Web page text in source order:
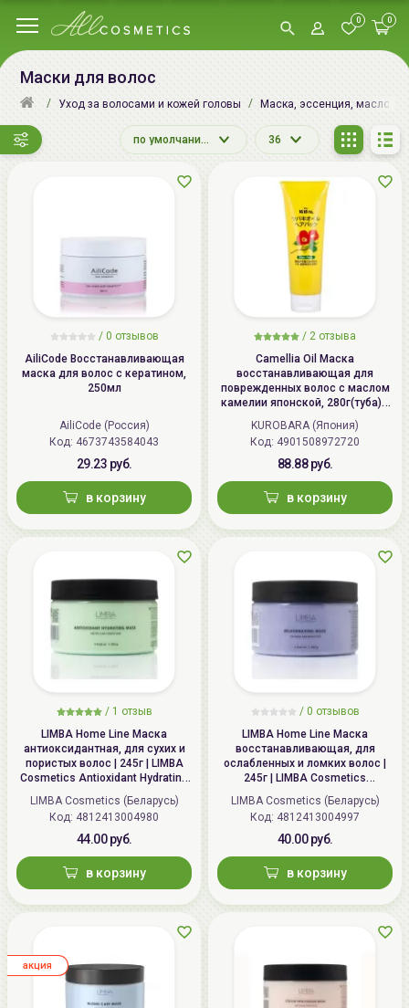
0 0
Маски для волос
Уход за волосами и кожей головы Маска, эссенция, масло,
по умолчанию 36
/ 0 отзывов
AiliCode Восстанавливающая
маска для волос с кератином,
250мл
AiliCode (Россия)
Код: 4673743584043
29.23 руб.
в корзину
/ 2 отзыва
Camellia Oil Маска
восстанавливающая для
поврежденных волос с маслом
камелии японской, 280г(туба) /
KUROBARA Camellia Oil Hair Pack
KUROBARA (Япония)
Код: 4901508972720
88.88 руб.
в корзину
/ 1 отзыв
LIMBA Home Line Маска
антиоксидантная, для сухих и
пористых волос | 245г | LIMBA
Cosmetics Antioxidant Hydrating
Mask for dry and porous hair
LIMBA Cosmetics (Беларусь)
Код: 4812413004980
44.00 руб.
в корзину
/ 0 отзывов
LIMBA Home Line Маска
восстанавливающая, для
ослабленных и ломких волос |
245г | LIMBA Cosmetics
Rejuvenating Mask for weak and
brittle hair
LIMBA Cosmetics (Беларусь)
Код: 4812413004997
40.00 руб.
в корзину
aкция